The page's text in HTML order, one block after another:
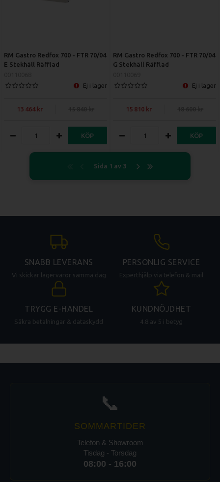
RM Gastro Redfox 700 - FTR 70/04
E Stekhäll Räfflad
Ej i lager
13 464
KÖP
RM Gastro Redfox 700 - FTR 70/04
G Stekhäll Räfflad
Ej i lager
15 810
KÖP
Sida 1 av 3
SNABB LEVERANS
Vi skickar lagervaror samma dag
PERSONLIG SERVICE
Experthjälp via telefon & mail
TRYGG E-HANDEL
Säkra betalningar & dataskydd
KUNDNÖJDHET
4.8 av 5 i betyg
📞
SOMMARTIDER
Telefon & Showroom
Tisdag - Torsdag
08:00 - 16:00